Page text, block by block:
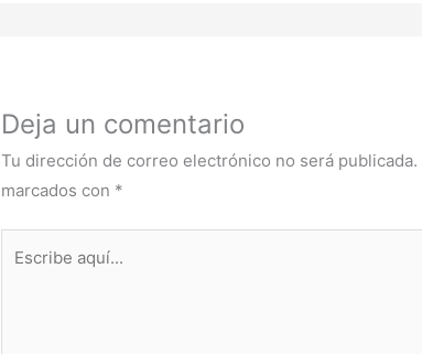
Deja un comentario
Tu dirección de correo electrónico no será publicada.
marcados con *